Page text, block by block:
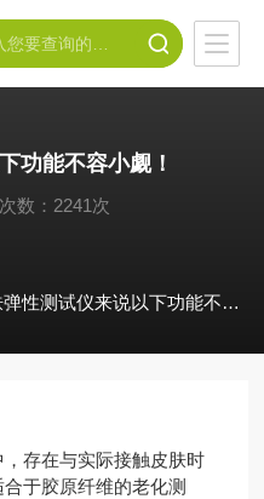
功能不容小觑！
数：2241次
测试仪来说以下功能不容小觑！
存在与实际接触皮肤时
于胶原纤维的老化测